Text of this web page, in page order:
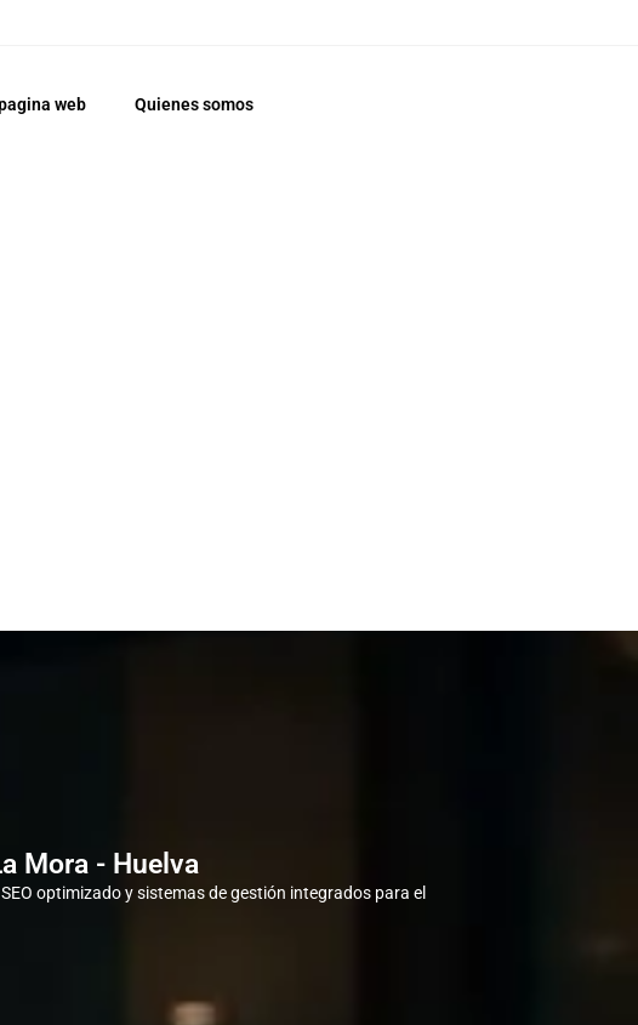
web Quienes somos
Mora - Huelva
optimizado y sistemas de gestión integrados para el